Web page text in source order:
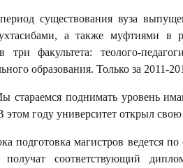
существования вуза
а также муфтиями в
три факультета: теолого-
образования. Только за 2011-
поднимать уровень
году университет открыл
подготовка магистров ведется
соответствующий